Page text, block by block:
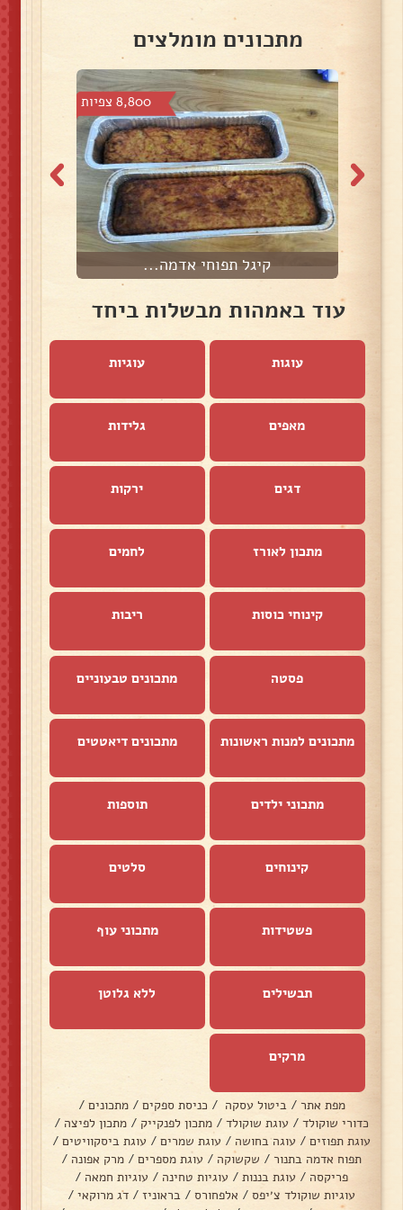
מתכונים מומלצים
8,800 צפיות
קיגל תפוחי אדמה...
עוד באמהות מבשלות ביחד
עוגות עוגיות
מאפים גלידות
דגים ירקות
מתכון לאורז לחמים
קינוחי כוסות ריבות
פסטה מתכונים טבעוניים
מתכונים למנות ראשונות מתכונים דיאטטים
מתכוני ילדים תוספות
קינוחים סלטים
פשטידות מתכוני עוף
תבשילים ללא גלוטן
מרקים
מפת אתר / ביטול עסקה / כניסת ספקים / מתכונים /
כדורי שוקולד / עוגת שוקולד / מתכון לפנקייק / מתכון לפיצה /
עוגת תפוזים / עוגה בחושה / עוגת שמרים / עוגת ביסקוויטים /
תפוח אדמה בתנור / שקשוקה / עוגת מספרים / מרק אפונה /
פריקסה / עוגת בננות / עוגיות טחינה / עוגיות חמאה /
עוגיות שוקולד צ׳יפס / אלפחורס / בראוניז / דג מרוקאי /